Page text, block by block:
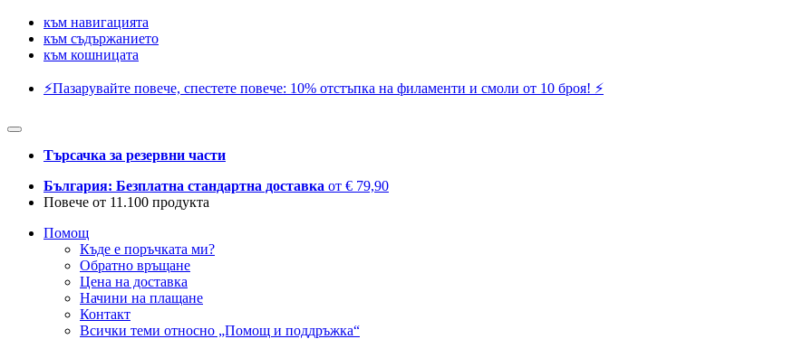
към навигацията
към съдържанието
към кошницата
⚡️Пазарувайте повече, спестете повече: 10% отстъпка на филаменти и смоли от 10 броя! ⚡️
Търсачка за резервни части
България: Безплатна стандартна доставка от € 79,90
Повече от 11.100 продукта
Помощ
Къде е поръчката ми?
Обратно връщане
Цена на доставка
Начини на плащане
Контакт
Всички теми относно „Помощ и поддръжка“